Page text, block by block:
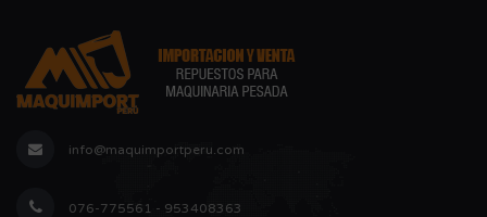
info@maquimportperu.com
076-775561 - 953408363